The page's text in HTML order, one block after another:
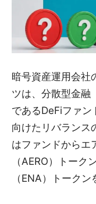
暗号資産運用会社
ツは、分散型金融
であるDeFiファ
向けたリバランス
はファンドからエ
（AERO）トーク
（ENA）トークン